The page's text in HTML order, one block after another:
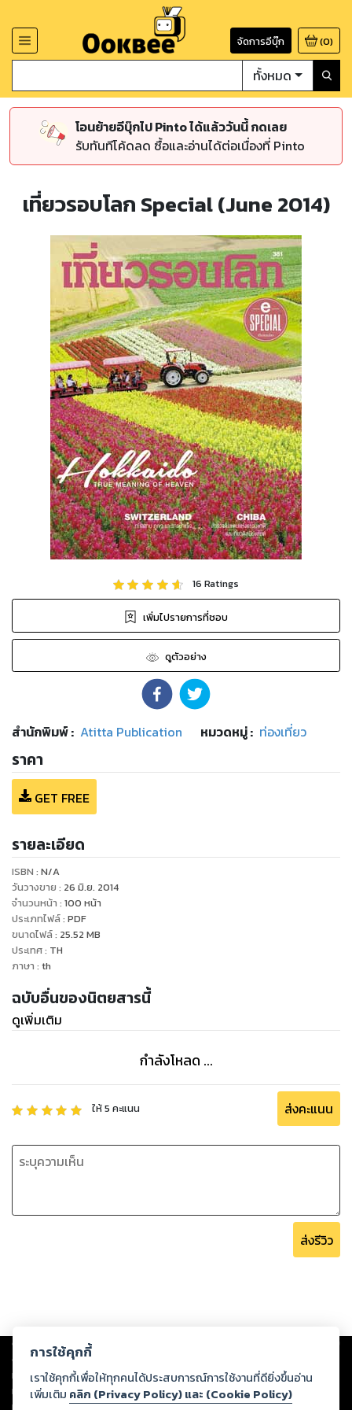
จัดการอีบุ๊ก (0)
ทั้งหมด
โอนย้ายอีบุ๊กไป Pinto ได้แล้ววันนี้ กดเลย
รับทันทีโค้ดลด ซื้อและอ่านได้ต่อเนื่องที่ Pinto
เที่ยวรอบโลก Special (June 2014)
16 Ratings
เพิ่มไปรายการที่ชอบ
ดูตัวอย่าง
สำนักพิมพ์: Atitta Publication หมวดหมู่: ท่องเที่ยว
ราคา
GET FREE
รายละเอียด
ISBN : N/A
วันวางขาย : 26 มิ.ย. 2014
จำนวนหน้า : 100 หน้า
ประเภทไฟล์: PDF
ขนาดไฟล์: 25.52 MB
ประเทศ: TH
ภาษา : th
ฉบับอื่นของนิตยสารนี้
ดูเพิ่มเติม
กำลังโหลด ...
ให้5 คะแนน ส่งคะแนน
ส่งรีวิว
Copyright © 2026
ต่อผลงานหรือเนื้อหาใดที่อัปโหลดผ่านเว็บไซต์และปรากฏว่าละเมิดสิทธิใน
ทรัพย์สินทางปัญญาของบุคคลอื่นหรือขัดต่อกฎหมายและศีลธรรม ดังนั้น ผู้อ่าน
ทุกท่านโปรดใช้วิจารณญาณในการกลั่นกรองด้วยตนเอง และหากท่านพบว่าส่วน
หนึ่งส่วนใดขัดต่อกฎหมายและศีลธรรม กรุณาแจ้งมายังบริษัท เพื่อทีมงานจะได้
การใช้คุกกี้
เราใช้คุกกี้เพื่อให้ทุกคนได้ประสบการณ์การใช้งานที่ดียิ่งขึ้นอ่าน
เพิ่มเติม คลิก (Privacy Policy) และ (Cookie Policy)